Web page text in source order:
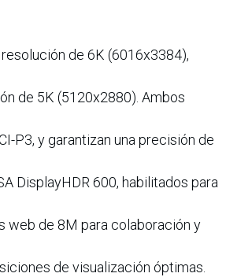
de 6K (6016x3384),
de 5K (5120x2880). Ambos
P3, y garantizan una precisión de
DisplayHDR 600, habilitados para
web de 8M para colaboración y
de visualización óptimas.